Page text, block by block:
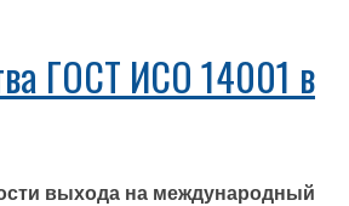
ГОСТ ИСО 14001 в
выхода на международный